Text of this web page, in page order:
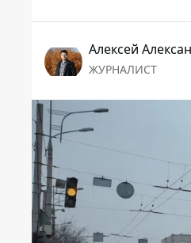
Алексей
ЖУРНАЛИСТ